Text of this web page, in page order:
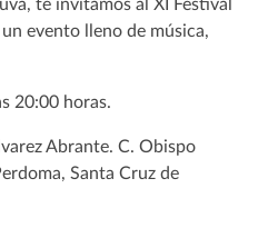
te invitamos al XI Festival
evento lleno de música,
20:00 horas.
Abrante. C. Obispo
Santa Cruz de